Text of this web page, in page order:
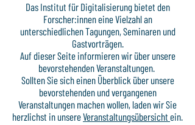
Das Institut für Digitalisierung bietet den
Forscher:innen eine Vielzahl an
unterschiedlichen Tagungen, Seminaren und
Gastvorträgen.
Auf dieser Seite informieren wir über unsere
bevorstehenden Veranstaltungen.
Sollten Sie sich einen Überblick über unsere
bevorstehenden und vergangenen
Veranstaltungen machen wollen, laden wir Sie
herzlichst in unsereVeranstaltungsübersicht ein.